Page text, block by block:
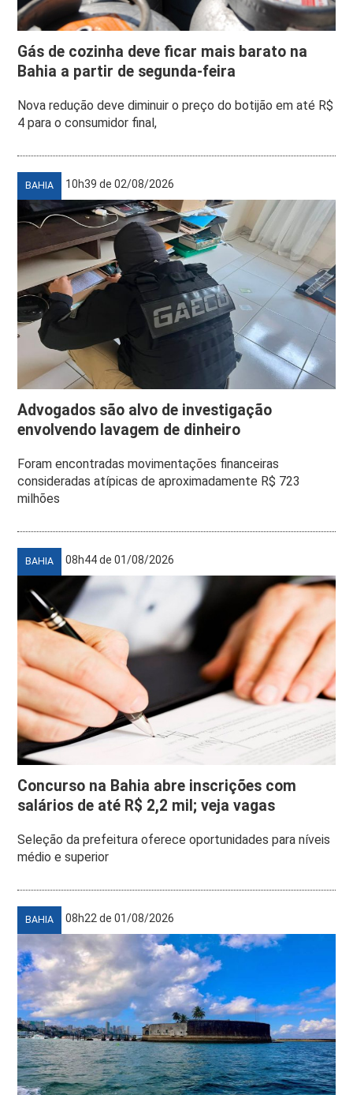
Gás de cozinha deve ficar mais barato na
Bahia a partir de segunda-feira
Nova redução deve diminuir o preço do botijão em até R$
4 para o consumidor final,
BAHIA 10h39 de 02/08/2026
Advogados são alvo de investigação
envolvendo lavagem de dinheiro
Foram encontradas movimentações financeiras
consideradas atípicas de aproximadamente R$ 723
milhões
BAHIA 08h44 de 01/08/2026
Concurso na Bahia abre inscrições com
salários de até R$ 2,2 mil; veja vagas
Seleção da prefeitura oferece oportunidades para níveis
médio e superior
BAHIA 08h22 de 01/08/2026